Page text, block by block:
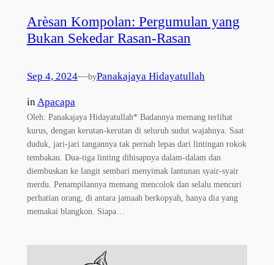
Arèsan Kompolan: Pergumulan yang
Bukan Sekedar Rasan-Rasan
Sep 4, 2024—byPanakajaya Hidayatullah
inApacapa
Oleh: Panakajaya Hidayatullah* Badannya memang terlihat
kurus, dengan kerutan-kerutan di seluruh sudut wajahnya. Saat
duduk, jari-jari tangannya tak pernah lepas dari lintingan rokok
tembakau. Dua-tiga linting dihisapnya dalam-dalam dan
diembuskan ke langit sembari menyimak lantunan syair-syair
merdu. Penampilannya memang mencolok dan selalu mencuri
perhatian orang, di antara jamaah berkopyah, hanya dia yang
memakai blangkon. Siapa…